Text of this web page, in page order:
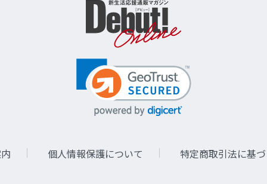
個人情報保護について 特定商取引法に基